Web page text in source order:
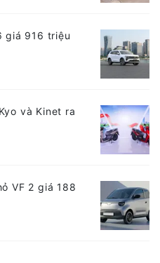
giá 916 triệu
và Kinet ra
VF 2 giá 188